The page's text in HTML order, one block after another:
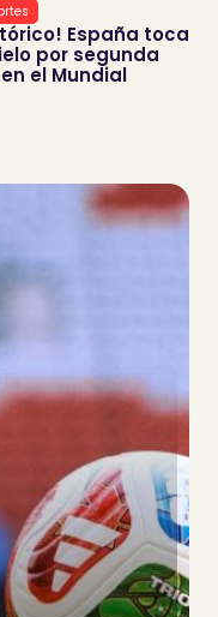
España toca
por segunda
el Mundial